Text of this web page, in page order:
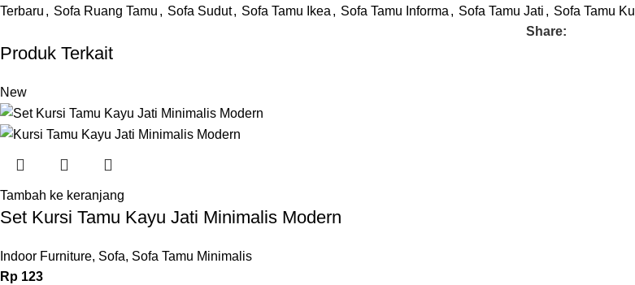
Terbaru , Sofa Ruang Tamu , Sofa Sudut, Sofa Tamu Ikea , Sofa Tamu Informa , Sofa Tamu Jati , Sofa Tamu
Share:
Produk Terkait
New
Tambah ke keranjang
Set Kursi Tamu Kayu Jati Minimalis Modern
Indoor Furniture, Sofa, Sofa Tamu Minimalis
Rp 123